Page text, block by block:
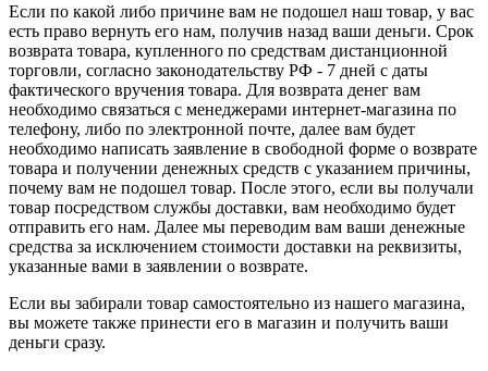
Если по какой либо причине вам не подошел наш товар, у вас
есть право вернуть его нам, получив назад ваши деньги. Срок
возврата товара, купленного по средствам дистанционной
торговли, согласно законодательству РФ - 7 дней с даты
фактического вручения товара. Для возврата денег вам
необходимо связаться с менеджерами интернет-магазина по
телефону, либо по электронной почте, далее вам будет
необходимо написать заявление в свободной форме о возврате
товара и получении денежных средств с указанием причины,
почему вам не подошел товар. После этого, если вы получали
товар посредством службы доставки, вам необходимо будет
отправить его нам. Далее мы переводим вам ваши денежные
средства за исключением стоимости доставки на реквизиты,
указанные вами в заявлении о возврате.
Если вы забирали товар самостоятельно из нашего магазина,
вы можете также принести его в магазин и получить ваши
деньги сразу.